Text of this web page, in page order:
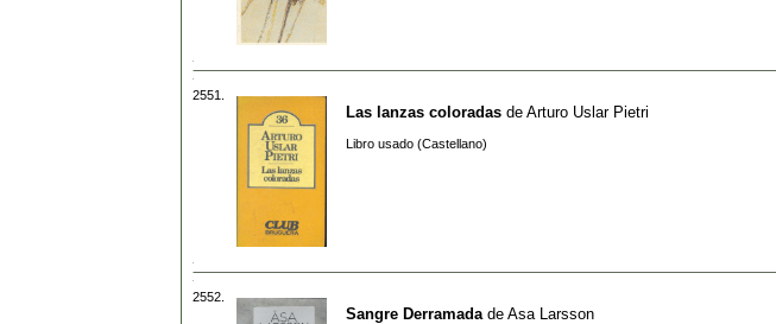
2551.
Las lanzas coloradas de Arturo Uslar Pietri
Libro usado (Castellano)
2552.
Sangre Derramada de Asa Larsson